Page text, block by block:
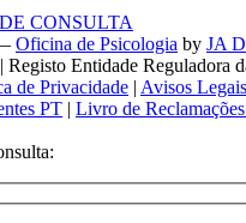
CONSULTA
Oficina de Psicologia by JA
| Registo Entidade Reguladora
de Privacidade | Avisos Legais
PT | Livro de